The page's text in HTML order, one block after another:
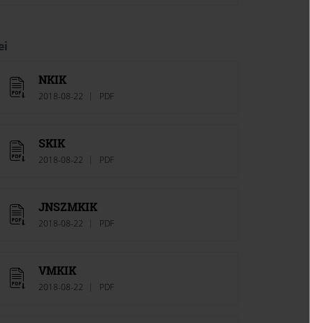
NKIK
2018-08-22 PDF
SKIK
2018-08-22 PDF
JNSZMKIK
2018-08-22 PDF
VMKIK
2018-08-22 PDF